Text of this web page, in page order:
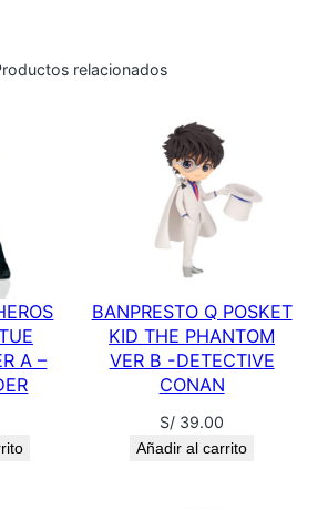
relacionados
A –
BANPRESTO Q POSKET
KID THE PHANTOM
VER B -DETECTIVE
CONAN
S/ 39.00
Añadir al carrito